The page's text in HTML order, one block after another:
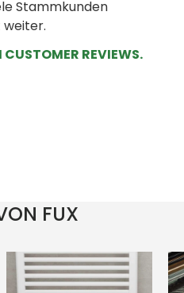
Stammkunden
REVIEWS.
FUX